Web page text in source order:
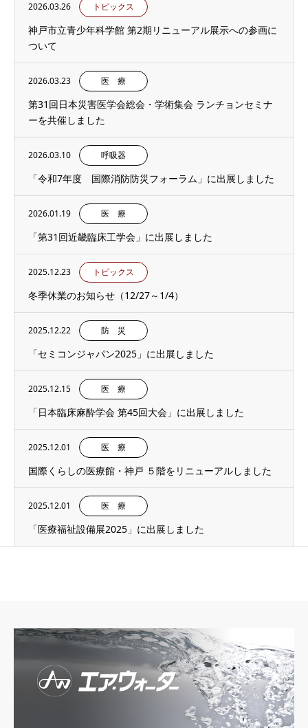
2026.03.26 トピックス
神戸市立青少年科学館 第2期リニューアル展示への参画に
ついて
2026.03.23 医 療
第31回日本災害医学会総会・学術集会 ランチョンセミナ
ーを共催しました
2026.03.10 呼吸器
「令和7年度 国際消防防災フォーラム」に出展しました
2026.01.19 医 療
「第31回近畿臨床工学会」に出展しました
2025.12.23 トピックス
冬季休業のお知らせ（12/27～1/4）
2025.12.22 防 災
「セミコンジャパン2025」に出展しました
2025.12.15 医 療
「日本臨床麻酔学会 第45回大会」に出展しました
2025.12.01 医 療
国際くらしの医療館・神戸 ５階をリニューアルしました
2025.12.01 医 療
「医療福祉設備展2025」に出展しました